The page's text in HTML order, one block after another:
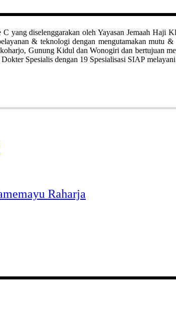
diselenggarakan oleh Yayasan Jemaah Haji
& teknologi dengan mengutamakan mutu
Gunung Kidul dan Wonogiri dan bertujuan
Spesialis dengan 19 Spesialisasi SIAP
Raharja